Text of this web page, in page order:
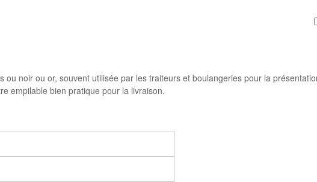
noir ou or, souvent utilisée par les traiteurs et boulangeries pour la
empilable bien pratique pour la livraison.